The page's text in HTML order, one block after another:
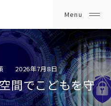
2026年7月8日
間でこどもを守